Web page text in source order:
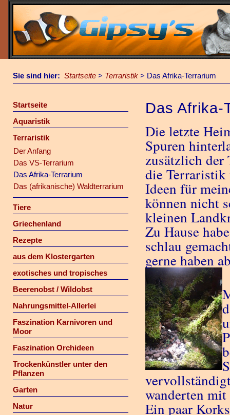
Sie sind hier: Startseite > Terraristik > Das Afrika-Terrarium
Startseite
Aquaristik
Terraristik
Der Anfang
Das VS-Terrarium
Das Afrika-Terrarium
Das (afrikanische) Waldterrarium
Tiere
Griechenland
Rezepte
aus dem Klostergarten
exotisches und tropisches
Beerenobst / Wildobst
Nahrungsmittel-Allerlei
Faszination Karnivoren und
Moor
Faszination Orchideen
Trockenkünstler unter den
Pflanzen
Garten
Natur
Das Afrika-
Die letzte
Spuren
zusätzlich der
die Terraristik
Ideen für
können nicht
kleinen
Zu Hause
schlau
gerne haben
wanderten mit
Ein paar